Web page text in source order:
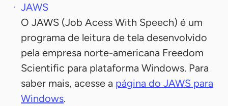
JAWS
O JAWS (Job Acess With Speech) é um
programa de leitura de tela desenvolvido
pela empresa norte-americana Freedom
Scientific para plataforma Windows. Para
saber mais, acesse a página do JAWS para
Windows.